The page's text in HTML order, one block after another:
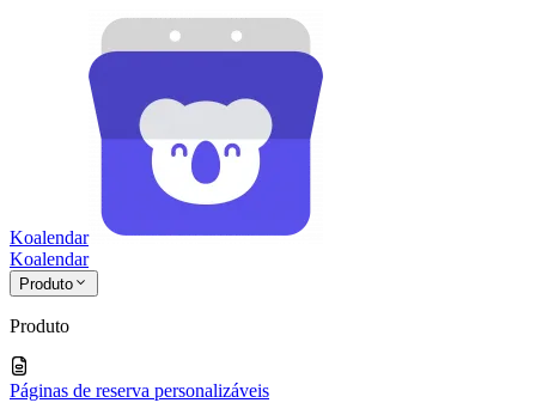
Koalendar
Koalendar
Produto
Produto
Páginas de reserva personalizáveis